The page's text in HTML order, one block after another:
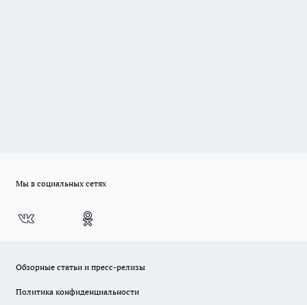
Мы в социальных сетях
Обзорные статьи и пресс-релизы
Политика конфиденциальности